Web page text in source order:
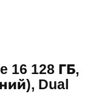
16 128 ГБ,
Dual